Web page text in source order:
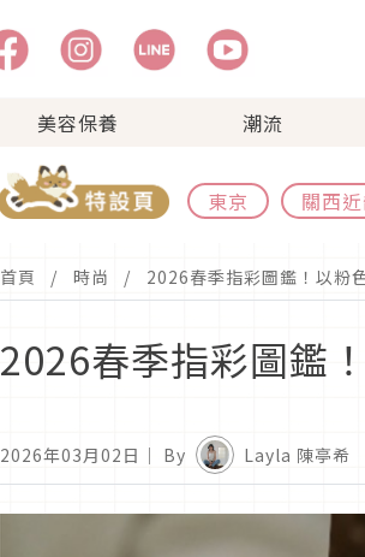
美容保養 潮流
東京 關西
首頁 時尚 2026春季指彩圖鑑！以粉
2026春季指彩圖鑑
2026年03月02日 ｜ By Layla 陳亭希